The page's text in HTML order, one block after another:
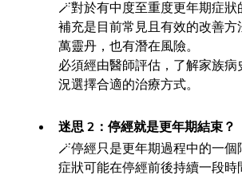
🪄對於有中度至重度更年期症狀
補充是目前常見且有效的改善方
萬靈丹，也有潛在風險。
必須經由醫師評估，了解家族病
況選擇合適的治療方式。
迷思 2：停經就是更年期結束？
🪄停經只是更年期過程中的一個
症狀可能在停經前後持續一段時